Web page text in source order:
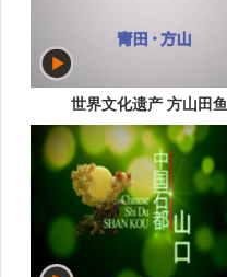
世界文化遗产 方山田鱼